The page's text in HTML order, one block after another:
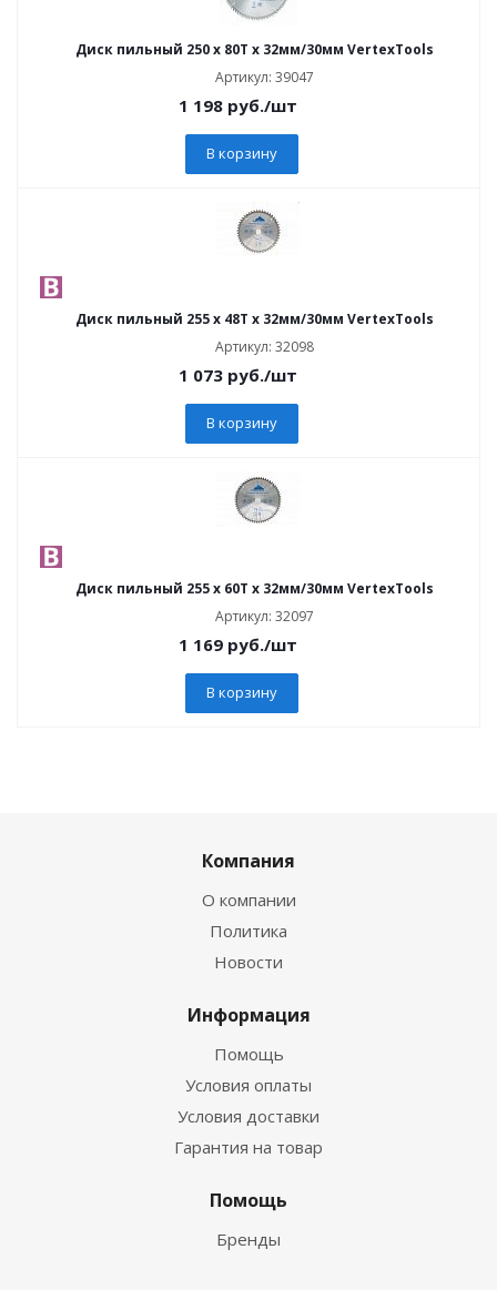
Диск пильный 250 х 80Т х 32мм/30мм VertexTools
Артикул: 39047
1 198руб./шт
В корзину
Диск пильный 255 х 48Т х 32мм/30мм VertexTools
Артикул: 32098
1 073руб./шт
В корзину
Диск пильный 255 х 60Т х 32мм/30мм VertexTools
Артикул: 32097
1 169руб./шт
В корзину
Компания
О компании
Политика
Новости
Информация
Помощь
Условия оплаты
Условия доставки
Гарантия на товар
Помощь
Бренды